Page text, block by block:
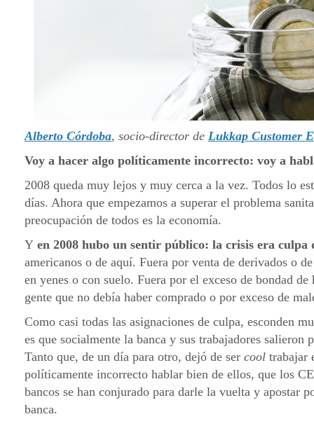
Alberto Córdoba, socio-director de Lukkap Customer
Voy a hacer algo políticamente incorrecto: voy a
2008 queda muy lejos y muy cerca a la vez. Todos lo
días. Ahora que empezamos a superar el problema
preocupación de todos es la economía.
Y en 2008 hubo un sentir público: la crisis era culpa
americanos o de aquí. Fuera por venta de derivados o
en yenes o con suelo. Fuera por el exceso de bondad de
gente que no debía haber comprado o por exceso de
Como casi todas las asignaciones de culpa, esconden
es que socialmente la banca y sus trabajadores salieron
Tanto que, de un día para otro, dejó de ser cool trabajar
políticamente incorrecto hablar bien de ellos, que los
bancos se han conjurado para darle la vuelta y apostar
banca.